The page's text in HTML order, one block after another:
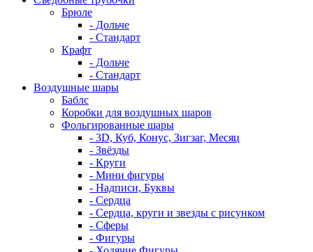
Брюле
- Дольче
- Стандарт
Крафт
- Дольче
- Стандарт
Воздушные шары
Баблс
Коробки для воздушных шаров
Фольгированные шары
- 3D, Куб, Конус, Зигзаг, Месяц
- Звёзды
- Круги
- Мини фигуры
- Надписи, Буквы
- Сердца
- Сердца, круги и звезды с рисунком
- Сферы
- Фигуры